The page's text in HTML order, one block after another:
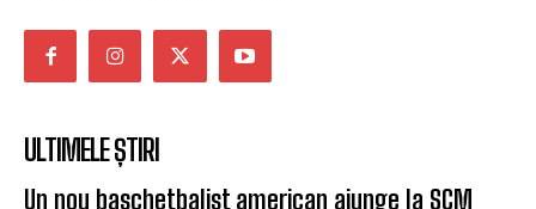
ULTIMELE ȘTIRI
Un nou baschetbalist american ajunge la SCM